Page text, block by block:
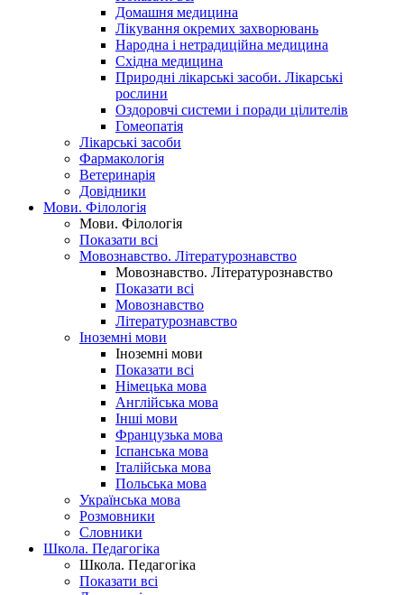
Домашня медицина
Лікування окремих захворювань
Народна і нетрадиційна медицина
Східна медицина
Природні лікарські засоби. Лікарські
рослини
Оздоровчі системи і поради цілителів
Гомеопатія
Лікарські засоби
Фармакологія
Ветеринарія
Довідники
Мови. Філологія
Мови. Філологія
Показати всі
Мовознавство. Літературознавство
Мовознавство. Літературознавство
Показати всі
Мовознавство
Літературознавство
Іноземні мови
Іноземні мови
Показати всі
Німецька мова
Англійська мова
Інші мови
Французька мова
Іспанська мова
Італійська мова
Польська мова
Українська мова
Розмовники
Словники
Школа. Педагогіка
Школа. Педагогіка
Показати всі